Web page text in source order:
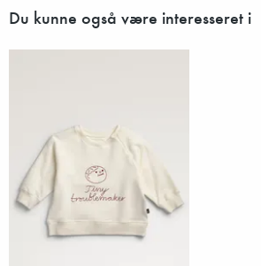
Du kunne også være interesseret i